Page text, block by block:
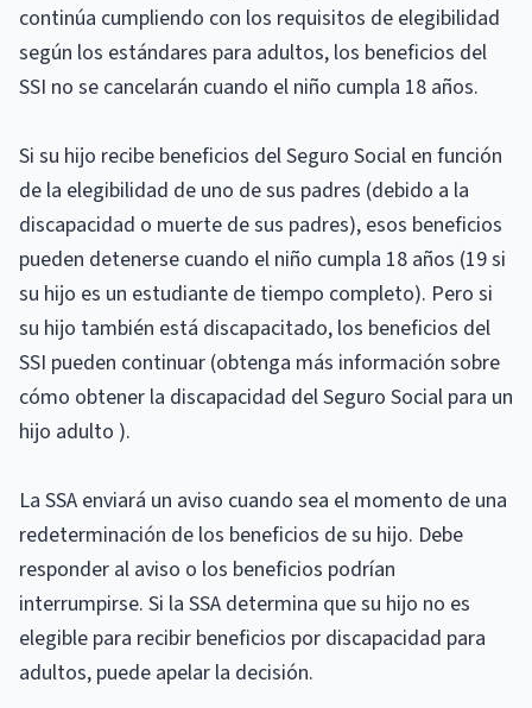
continúa cumpliendo con los requisitos de elegibilidad
según los estándares para adultos, los beneficios del
SSI no se cancelarán cuando el niño cumpla 18 años.
Si su hijo recibe beneficios del Seguro Social en función
de la elegibilidad de uno de sus padres (debido a la
discapacidad o muerte de sus padres), esos beneficios
pueden detenerse cuando el niño cumpla 18 años (19 si
su hijo es un estudiante de tiempo completo). Pero si
su hijo también está discapacitado, los beneficios del
SSI pueden continuar (obtenga más información sobre
cómo obtener la discapacidad del Seguro Social para un
hijo adulto ).
La SSA enviará un aviso cuando sea el momento de una
redeterminación de los beneficios de su hijo. Debe
responder al aviso o los beneficios podrían
interrumpirse. Si la SSA determina que su hijo no es
elegible para recibir beneficios por discapacidad para
adultos, puede apelar la decisión.